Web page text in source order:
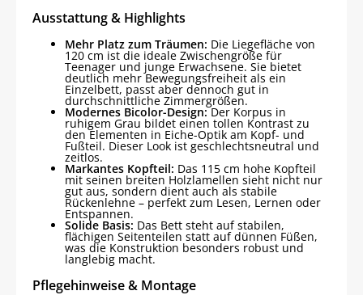
Ausstattung & Highlights
Mehr Platz zum Träumen: Die Liegefläche von
120 cm ist die ideale Zwischengröße für
Teenager und junge Erwachsene. Sie bietet
deutlich mehr Bewegungsfreiheit als ein
Einzelbett, passt aber dennoch gut in
durchschnittliche Zimmergrößen.
Modernes Bicolor-Design:Der Korpus in
ruhigem Grau bildet einen tollen Kontrast zu
den Elementen in Eiche-Optik am Kopf- und
Fußteil. Dieser Look ist geschlechtsneutral und
zeitlos.
Markantes Kopfteil: Das 115 cm hohe Kopfteil
mit seinen breiten Holzlamellen sieht nicht nur
gut aus, sondern dient auch als stabile
Rückenlehne – perfekt zum Lesen, Lernen oder
Entspannen.
Solide Basis: Das Bett steht auf stabilen,
flächigen Seitenteilen statt auf dünnen Füßen,
was die Konstruktion besonders robust und
langlebig macht.
Pflegehinweise & Montage